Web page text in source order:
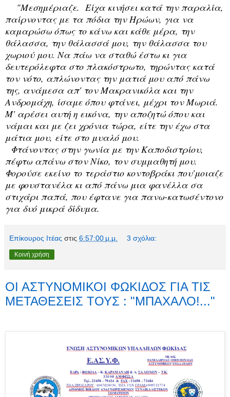
"Μεσημέριαζε. Είχα κινήσει κατά την παραλία,
παίρνοντας με τα πόδια την Ηρώων, για να
καμαρώσω όπως το κάνω και κάθε μέρα, την
θάλασσα, την θάλασσά μου, την θάλασσα του
χωριού μου. Να πάω να σταθώ έστω κι για
δευτερόλεφτα στο πλακόστρωτο, τηρώντας κατά
τον νότο, απλώνοντας την ματιά μου από πάνω
της, ανάμεσα απ' τον Μακρανικόλα και την
Ανδρομάχη, ίσαμε όπου φτάνει, μέχρι τον Μωριά.
Μ' αρέσει αυτή η εικόνα, την αποζητώ όπου και
νάμαι και με ζει χρόνια τώρα, είτε την έχω στα
μάτια μου, είτε στο μυαλό μου.
Φτάνοντας στην γωνία με την Καποδιστρίου,
πέφτω απάνω στον Νίκο, τον συμμαθητή μου.
Φορούσε εκείνο το τεράστιο κοντοβράκι που'μοιαζε
με φουστανέλα κι από πάνω μια φανέλλα σα
στιχάρι παπά, που έφτανε για πανω-κατωσέντονο
για δυό μικρά δίδυμα.
Επίκουρος Ιτέας στις 6:57:00 μ.μ. 3 σχόλια:
Κοινή χρήση
ΟΙ ΑΣΤΥΝΟΜΙΚΟΙ ΦΩΚΙΔΟΣ ΓΙΑ ΤΙΣ
ΜΕΤΑΘΕΣΕΙΣ ΤΟΥΣ : "ΜΠΑΧΑΛΟ!..."